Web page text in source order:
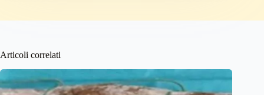
Articoli correlati